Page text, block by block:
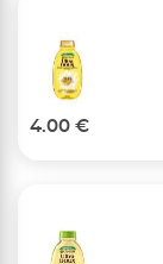
4.00 €